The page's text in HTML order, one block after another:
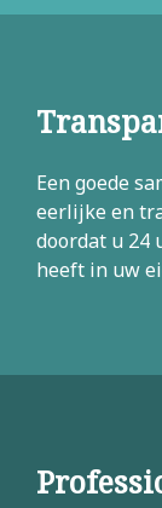
Een goede
eerlijke en
doordat u 24
heeft in uw